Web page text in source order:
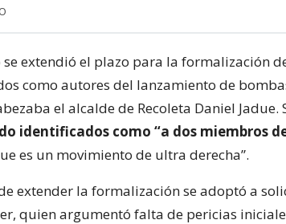
se extendió el plazo para la formalización
como autores del lanzamiento de
el alcalde de Recoleta Daniel Jadue.
identificados como “a dos miembros
es un movimiento de ultra derecha”.
extender la formalización se adoptó a
quien argumentó falta de pericias